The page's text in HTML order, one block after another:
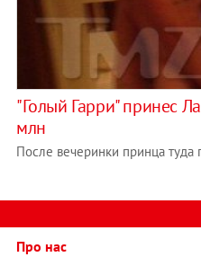
"Голый Гарри" принес
млн
После вечеринки принца туда
Про нас